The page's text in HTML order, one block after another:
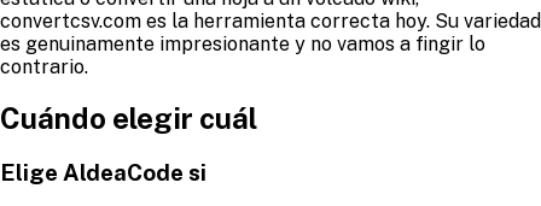
convertcsv.com es la herramienta correcta hoy. Su variedad
es genuinamente impresionante y no vamos a fingir lo
contrario.
Cuándo elegir cuál
Elige AldeaCode si